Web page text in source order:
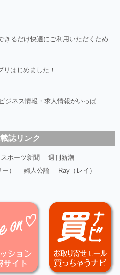
きるだけ快適にご利用いただくため
はじめました！
ジネス情報・求人情報がいっぱ
誌リンク
ポーツ新聞
週刊新潮
） 婦人公論
Ray（レイ）